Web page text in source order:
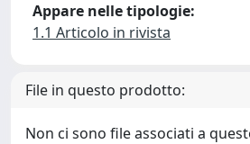
Appare nelle tipologie:
1.1 Articolo in rivista
File in questo prodotto:
Non ci sono file associati a